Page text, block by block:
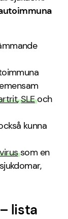
,SLEoch
kunna
virussom en
lista